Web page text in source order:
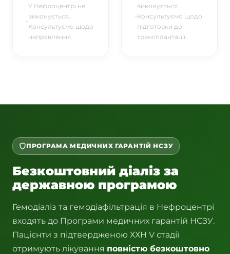
У Нефроцентрі не
виконується.
Консультуємо щодо
направлення.
виконується.
Консультуємо щодо
підготовки до
трансплантації.
ПРОГРАМА МЕДИЧНИХ ГАРАНТІЙ НСЗУ
Безкоштовний діаліз за
державною програмою
Гемодіаліз та гемодіафільтрація в Нефроцентрі
входять до Програми медичних гарантій НСЗУ.
Пацієнти з підтвердженою ХХН V стадії
отримують лікування повністю безкоштовно